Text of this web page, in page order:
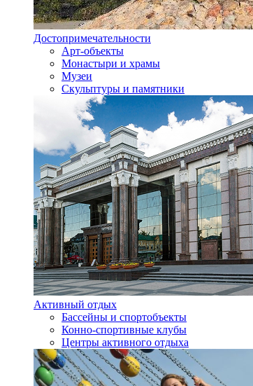
Достопримечательности
Арт-объекты
Монастыри и храмы
Музеи
Скульптуры и памятники
Активный отдых
Бассейны и спортобъекты
Конно-спортивные клубы
Центры активного отдыха